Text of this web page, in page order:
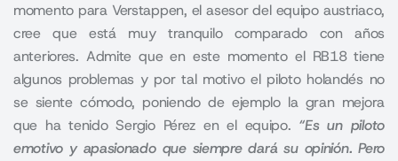
momento para Verstappen, el asesor del equipo austriaco,
cree que está muy tranquilo comparado con años
anteriores. Admite que en este momento el RB18 tiene
algunos problemas y por tal motivo el piloto holandés no
se siente cómodo, poniendo de ejemplo la gran mejora
que ha tenido Sergio Pérez en el equipo. “Es un piloto
emotivo y apasionado que siempre dará su opinión. Pero